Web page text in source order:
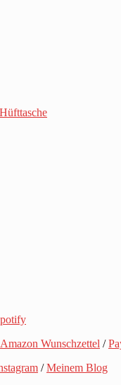
Amazon Wunschzettel /
/Meinem Blog